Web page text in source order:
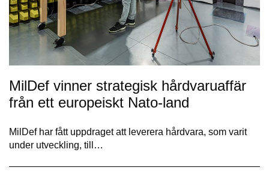
MilDef vinner strategisk hårdvaruaffär
från ett europeiskt Nato-land
MilDef har fått uppdraget att leverera hårdvara, som varit
under utveckling, till…